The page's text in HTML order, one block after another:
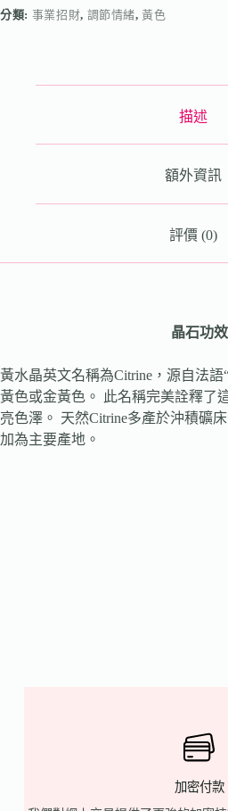
分類: 事業招財, 調節情緒, 黃色
描述
額外資訊
評價 (0)
晶石功效
黃水晶英文名稱為Citrine，源自法
黃色或金黃色。 此名稱完美詮釋了
亮色澤。 天然Citrine多產於沖積礦
加為主要產地。
加密付款